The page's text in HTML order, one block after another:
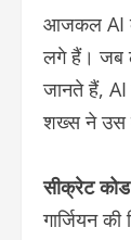
आजकल AI
लगे हैं। जब
जानते हैं, AI
शख्स ने उस
सीक्रेट कोड
​गार्जियन